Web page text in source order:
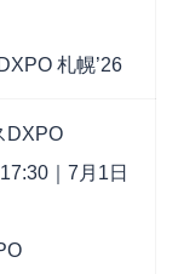
札幌’26
DXPO
｜7月1日